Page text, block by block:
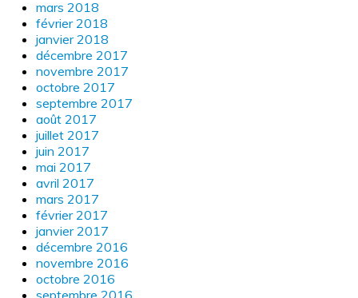
mars 2018
février 2018
janvier 2018
décembre 2017
novembre 2017
octobre 2017
septembre 2017
août 2017
juillet 2017
juin 2017
mai 2017
avril 2017
mars 2017
février 2017
janvier 2017
décembre 2016
novembre 2016
octobre 2016
septembre 2016